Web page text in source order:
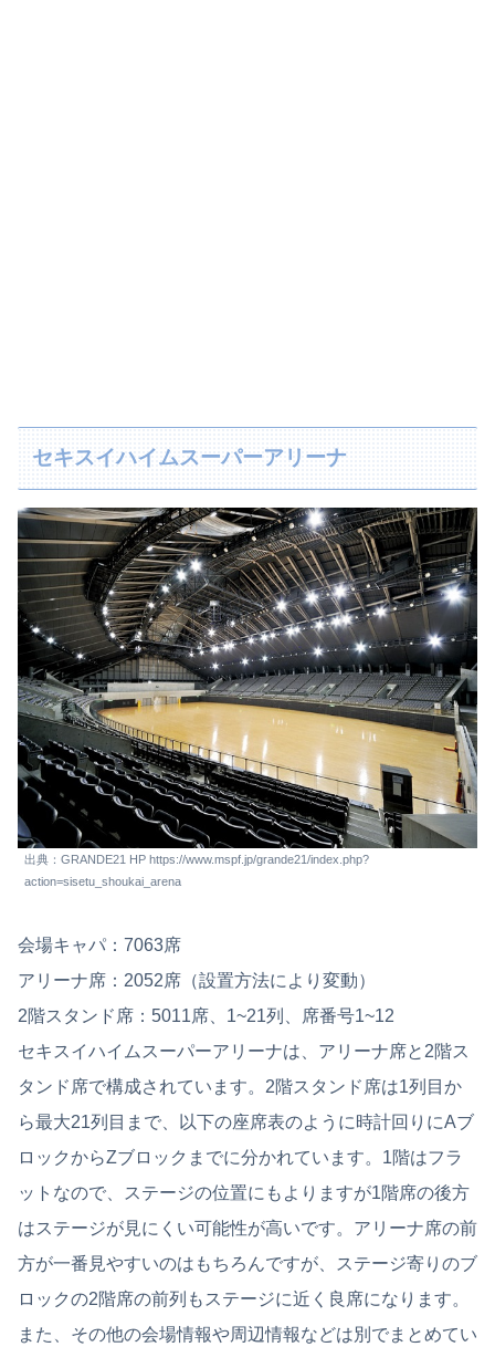
セキスイハイムスーパーアリーナ
出典：GRANDE21 HP https://www.mspf.jp/grande21/index.php?
action=sisetu_shoukai_arena
会場キャパ：7063席
アリーナ席：2052席（設置方法により変動）
2階スタンド席：5011席、1~21列、席番号1~12
セキスイハイムスーパーアリーナは、アリーナ席と2階ス
タンド席で構成されています。2階スタンド席は1列目か
ら最大21列目まで、以下の座席表のように時計回りにAブ
ロックからZブロックまでに分かれています。1階はフラ
ットなので、ステージの位置にもよりますが1階席の後方
はステージが見にくい可能性が高いです。アリーナ席の前
方が一番見やすいのはもちろんですが、ステージ寄りのブ
ロックの2階席の前列もステージに近く良席になります。
また、その他の会場情報や周辺情報などは別でまとめてい